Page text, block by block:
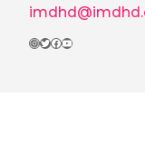
Instagram
Twitter
Facebook
YouTube